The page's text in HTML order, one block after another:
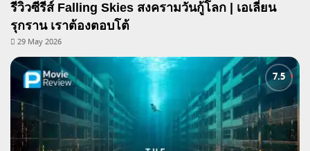
รีวิวซีรีส์ Falling Skies สงครามวันกู้โลก | เอเลี่ยน
รุกราน เราต้องตอบโต้
29 May 2026